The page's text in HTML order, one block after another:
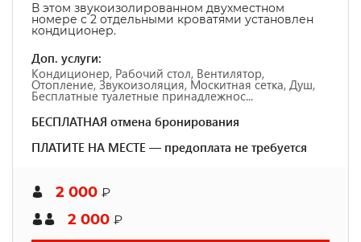
В этом звукоизолированном двухместном
номере с 2 отдельными кроватями установлен
кондиционер.
Доп. услуги:
Кондиционер, Рабочий стол, Вентилятор,
Отопление, Звукоизоляция, Москитная сетка, Душ,
Бесплатные туалетные принадлежнос...
БЕСПЛАТНАЯ отмена бронирования
ПЛАТИТЕ НА МЕСТЕ — предоплата не требуется
2 000 ₽
2 000 ₽